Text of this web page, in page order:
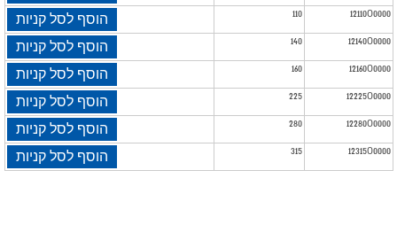
12110O0000
110 הוסף לסל קניות
12140O0000
140 הוסף לסל קניות
12160O0000
160 הוסף לסל קניות
12225O0000
225 הוסף לסל קניות
12280O0000
280 הוסף לסל קניות
12315O0000
315 הוסף לסל קניות